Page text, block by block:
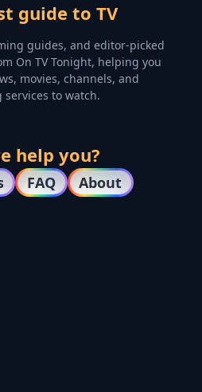
guide to TV
guides, and editor-picked
On TV Tonight, helping you
movies, channels, and
services to watch.
help you?
FAQ About